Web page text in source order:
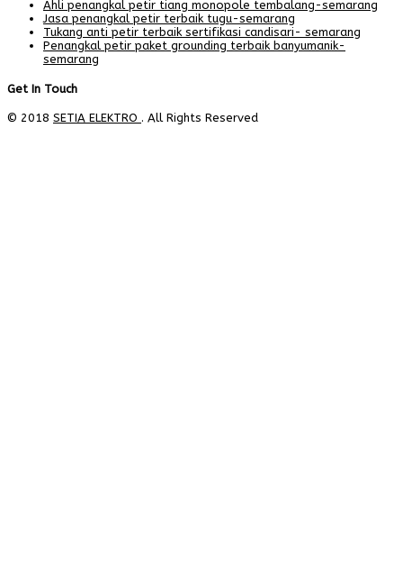
Ahli penangkal petir tiang monopole tembalang-semarang
Jasa penangkal petir terbaik tugu-semarang
Tukang anti petir terbaik sertifikasi candisari- semarang
Penangkal petir paket grounding terbaik banyumanik-
semarang
Get In Touch
© 2018 SETIA ELEKTRO . All Rights Reserved